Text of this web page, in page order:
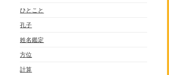
ひとこと
孔子
姓名鑑定
方位
計算